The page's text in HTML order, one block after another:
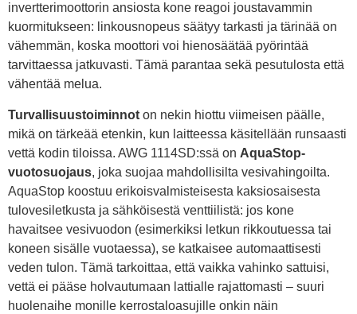
invertterimoottorin ansiosta kone reagoi joustavammin
kuormitukseen: linkousnopeus säätyy tarkasti ja tärinää on
vähemmän, koska moottori voi hienosäätää pyörintää
tarvittaessa jatkuvasti. Tämä parantaa sekä pesutulosta että
vähentää melua.
Turvallisuustoiminnot on nekin hiottu viimeisen päälle,
mikä on tärkeää etenkin, kun laitteessa käsitellään runsaasti
vettä kodin tiloissa. AWG 1114SD:ssä on AquaStop-
vuotosuojaus, joka suojaa mahdollisilta vesivahingoilta.
AquaStop koostuu erikoisvalmisteisesta kaksiosaisesta
tulovesiletkusta ja sähköisestä venttiilistä: jos kone
havaitsee vesivuodon (esimerkiksi letkun rikkoutuessa tai
koneen sisälle vuotaessa), se katkaisee automaattisesti
veden tulon. Tämä tarkoittaa, että vaikka vahinko sattuisi,
vettä ei pääse holvautumaan lattialle rajattomasti – suuri
huolenaihe monille kerrostaloasujille onkin näin